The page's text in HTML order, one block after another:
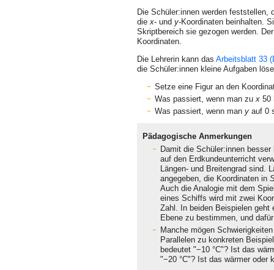
Die Schüler:innen werden feststellen,
diex- und y-Koordinaten beinhalten.
Skriptbereich sie gezogen werden.
Koordinaten.
Die Lehrerin kann das Arbeitsblatt 33
die Schüler:innen kleine Aufgaben
Setze eine Figur an den
Was passiert, wenn man zux 50
Was passiert, wenn many auf 0
Pädagogische Anmerkungen
Damit die Schüler:innen
auf den Erdkundeunterricht
Längen- und Breitengrad sind.
angegeben, die Koordinaten in
Auch die Analogie mit dem
eines Schiffs wird mit zwei
Zahl. In beiden Beispielen
Ebene zu bestimmen, und
Manche mögen
Parallelen zu konkreten
bedeutet "−10 °C"? Ist das
"−20 °C"? Ist das wärmer oder